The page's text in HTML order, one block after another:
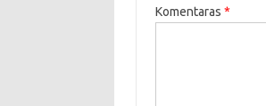
Komentaras *